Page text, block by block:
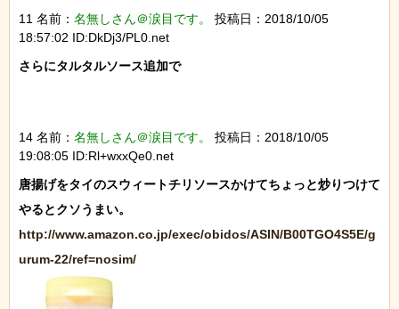
11 名前： 名無しさん＠涙目です。
投稿日：2018/10/05
18:57:02 ID:DkDj3/PL0.net
さらにタルタルソース追加で
14 名前： 名無しさん＠涙目です。
投稿日：2018/10/05
19:08:05 ID:Rl+wxxQe0.net
唐揚げをタイのスウィートチリソースかけてちょっと炒りつけて
http://www.amazon.co.jp/exec/obidos/ASIN/B00TGO4S5E/g
urum-22/ref=nosim/